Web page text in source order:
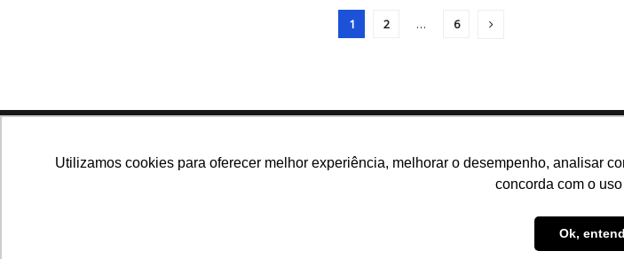
Utilizamos cookies para oferecer melhor experiência, melhorar o desempenho, analisar
concorda com o
Ok,
1 2 … 6
Navegue no site